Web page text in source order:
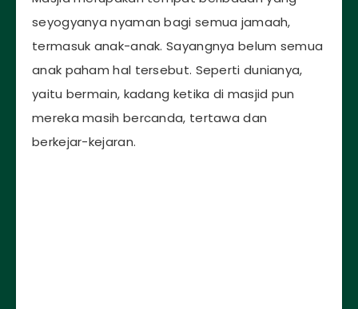
seyogyanya nyaman bagi semua jamaah,
termasuk anak-anak. Sayangnya belum semua
anak paham hal tersebut. Seperti dunianya,
yaitu bermain, kadang ketika di masjid pun
mereka masih bercanda, tertawa dan
berkejar-kejaran.